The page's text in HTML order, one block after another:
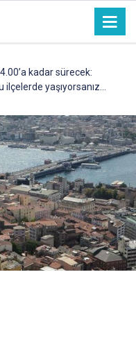
kadar sürecek:
ilçelerde yaşıyorsanız…